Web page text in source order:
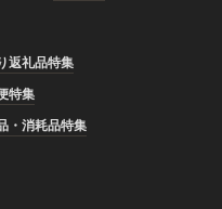
返礼品特集
特集
・消耗品特集